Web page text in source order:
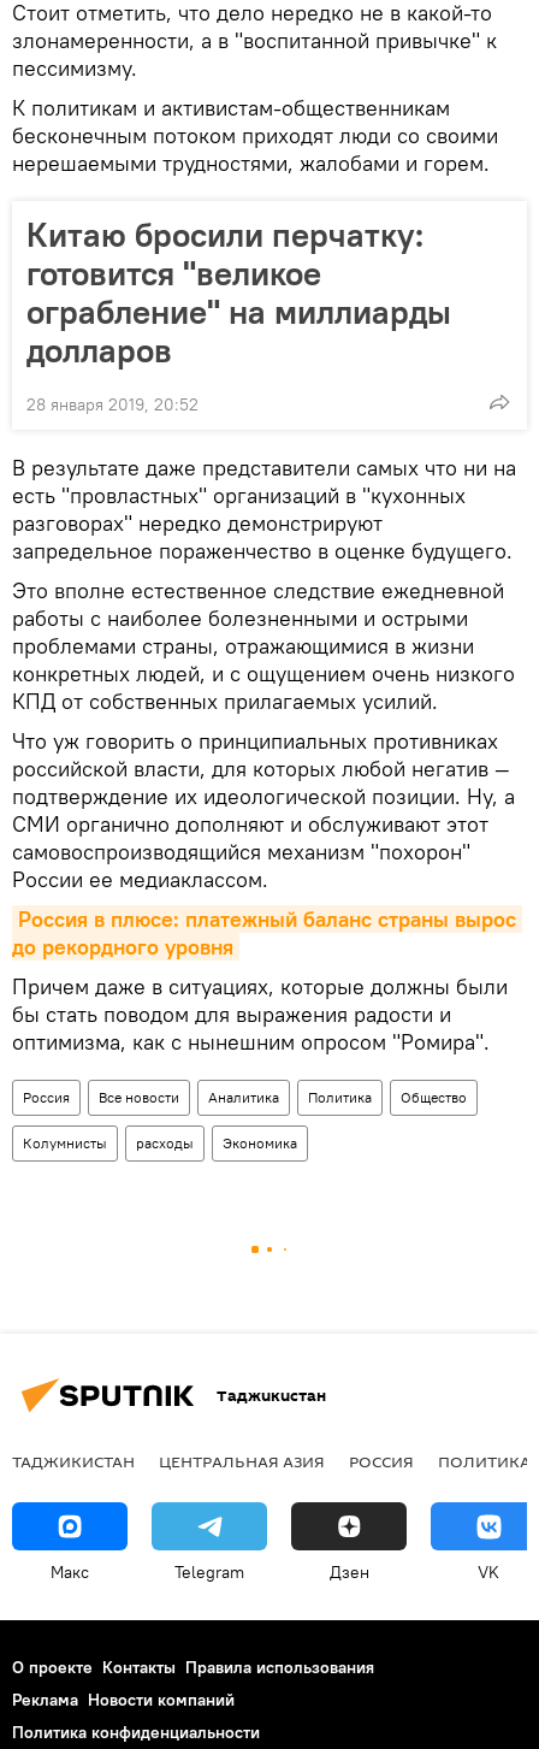
Стоит отметить, что дело нередко не в какой-то
злонамеренности, а в "воспитанной привычке" к
пессимизму.
К политикам и активистам-общественникам
бесконечным потоком приходят люди со своими
нерешаемыми трудностями, жалобами и горем.
Китаю бросили перчатку:
готовится "великое
ограбление" на миллиарды
долларов
28 января 2019, 20:52
В результате даже представители самых что ни на
есть "провластных" организаций в "кухонных
разговорах" нередко демонстрируют
запредельное пораженчество в оценке будущего.
Это вполне естественное следствие ежедневной
работы с наиболее болезненными и острыми
проблемами страны, отражающимися в жизни
конкретных людей, и с ощущением очень низкого
КПД от собственных прилагаемых усилий.
Что уж говорить о принципиальных противниках
российской власти, для которых любой негатив —
подтверждение их идеологической позиции. Ну, а
СМИ органично дополняют и обслуживают этот
самовоспроизводящийся механизм "похорон"
России ее медиаклассом.
Россия в плюсе: платежный баланс страны вырос
до рекордного уровня
Причем даже в ситуациях, которые должны были
бы стать поводом для выражения радости и
оптимизма, как с нынешним опросом "Ромира".
Россия Все новости Аналитика Политика Общество
Колумнисты расходы Экономика
Таджикистан
ТАДЖИКИСТАН ЦЕНТРАЛЬНАЯ АЗИЯ РОССИЯ ПОЛИТИКА
Макс Telegram Дзен VK
О проекте Контакты Правила использования
Реклама Новости компаний
Политика конфиденциальности